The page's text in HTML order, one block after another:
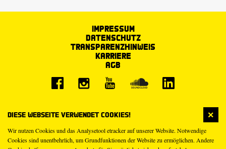
Diese Webseite verwendet Cookies!
Wir nutzen Cookies und das Analysetool etracker auf unserer Website. Notwendige
Cookies sind unentbehrlich, um Grundfunktionen der Website zu ermöglichen. Andere
Impressum
Datenschutz
Transparenzhinweis
Karriere
AGB